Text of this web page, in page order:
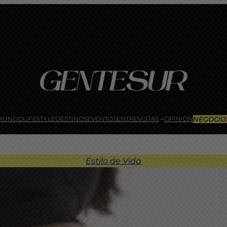
LIFESTYLEDESTINOSEVENTOSENTREVISTAS OPINIÓN
Estilo de Vida